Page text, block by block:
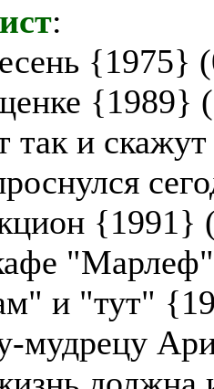
:
{1975}
{1989}
так и
{1991}
и "тут"
мудрецу